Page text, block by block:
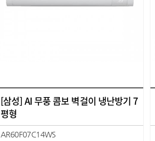
[삼성] AI 무풍 콤보 벽걸이 냉난방기 7
평형
AR60F07C14WS